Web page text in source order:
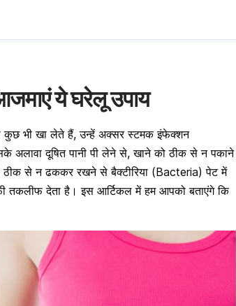
ये घरेलू उपाय
कुछ भी खा लेते हैं, उन्‍हें अक्सर स्टमक इंफेक्शन
दूषित पानी पी लेने से, खाने को ठीक से न पकाने
से न ढककर रखने से बैक्‍टीरिया (Bacteria) पेट में
देता है। इस आर्टिकल में हम आपको बताएंगे कि